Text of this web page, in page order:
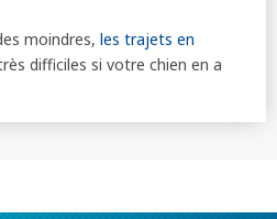
moindres, les trajets en
difficiles si votre chien en a